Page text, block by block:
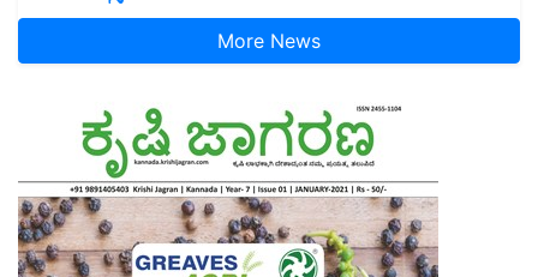
More News